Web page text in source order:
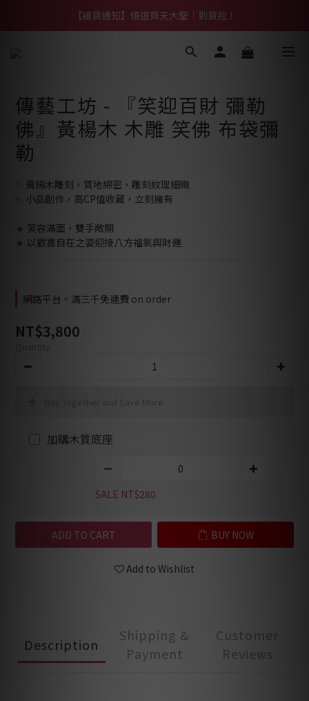
【熱門】馬上有系列！四種寶物幫你財運「轉」進來
【補貨通知】悟道齊天大聖｜到貨拉！
【熱門】馬上有系列！四種寶物幫你財運「轉」進來
傳藝工坊 - 『笑迎百財 彌勒
佛』黃楊木 木雕 笑佛 布袋彌
勒
✨ 黃楊木雕刻，質地綿密，雕刻紋理細緻
✨ 小品創作，高CP值收藏，立刻擁有
🔸 笑容滿面，雙手敞開
🔸 以歡喜自在之姿迎接八方福氣與財運
網路平台。滿三千免運費 on order
NT$3,800
加購木質底座
SALE NT$280
ADD TO CART BUY NOW
Add to Wishlist
Description
Shipping &
Payment
Customer
Reviews